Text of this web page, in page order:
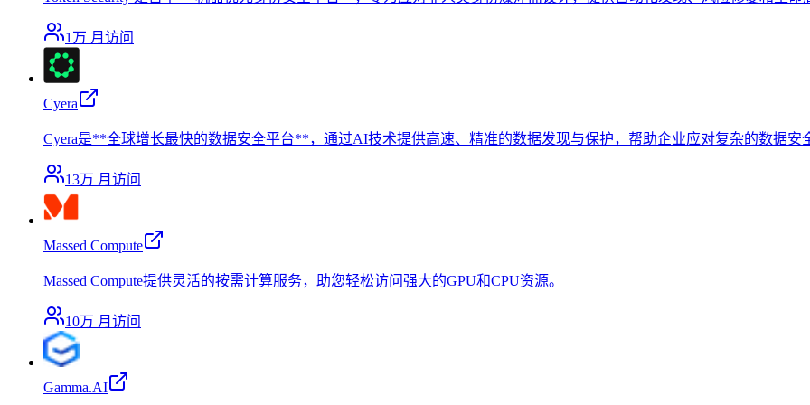
1万 月访问
Cyera
Cyera是**全球增长最快的数据安全平台**，通过AI技术提供高速、精准的数据发现与保护，帮助企业应对复杂的数据安
13万 月访问
Massed Compute
Massed Compute提供灵活的按需计算服务，助您轻松访问强大的GPU和CPU资源。
10万 月访问
Gamma.AI